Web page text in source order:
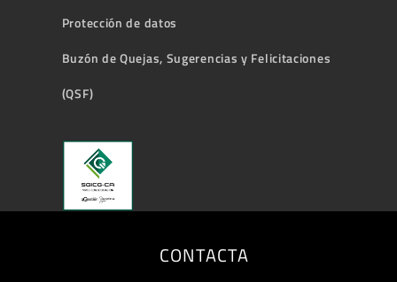
Protección de datos
Buzón de Quejas, Sugerencias y Felicitaciones
(QSF)
CONTACTA